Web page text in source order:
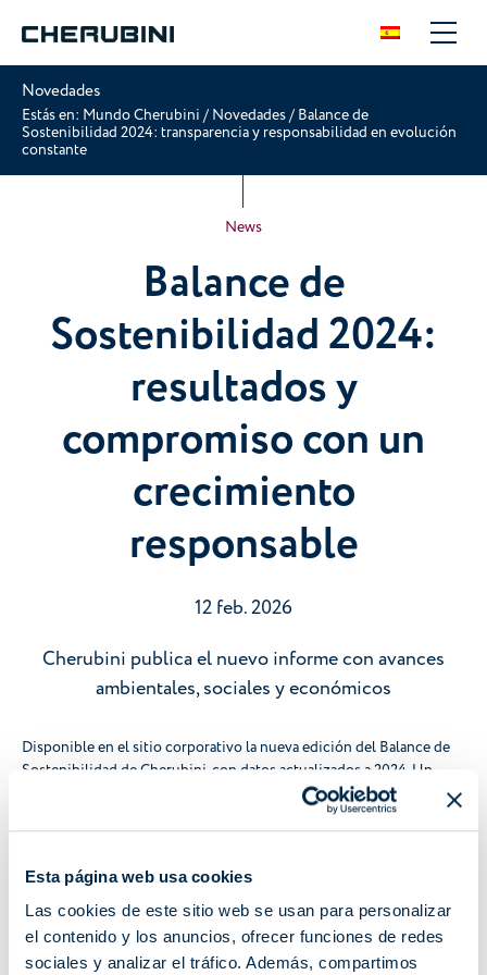
Esta página web usa cookies
Las cookies de este sitio web se usan para personalizar
el contenido y los anuncios, ofrecer funciones de redes
sociales y analizar el tráfico. Además, compartimos
Novedades
Estás en: Mundo Cherubini / Novedades/ Balance de
Sostenibilidad 2024: transparencia y responsabilidad en evolución
constante
News
Balance de
Sostenibilidad 2024:
resultados y
compromiso con un
crecimiento
responsable
12 feb. 2026
Cherubini publica el nuevo informe con avances
ambientales, sociales y económicos
Disponible en el sitio corporativo la nueva edición del Balance de
Sostenibilidad de Cherubini, con datos actualizados a 2024. Un
documento que representa un paso adicional en nuestro
compromiso hacia una gestión empresarial responsable y
sostenible, reflejando nuestros valores fundamentales y nuestro
El año 2024 ha sido un período de avances significativos para
nuestro grupo. Cherubini Electronics ha obtenido la certificación
ISO 9001 y ha completado con éxito la mudanza a su nueva sede; el